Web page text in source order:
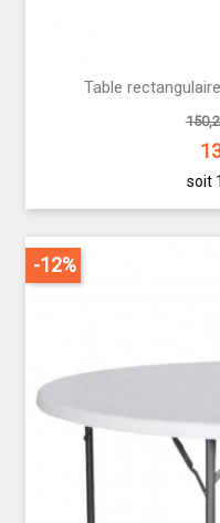
Table
soit
-12%